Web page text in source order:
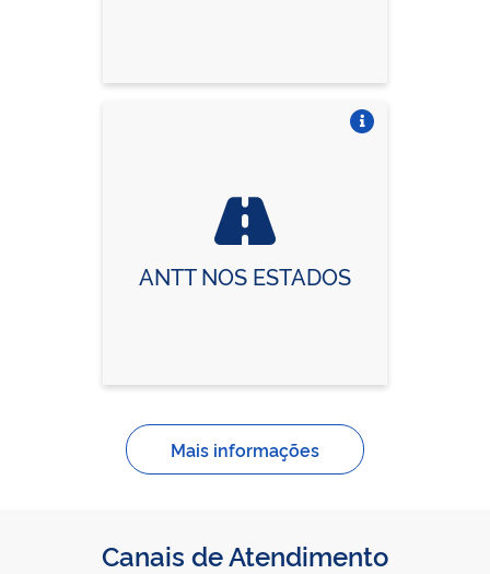
ANTT NOS ESTADOS
Mais informações
Canais de Atendimento